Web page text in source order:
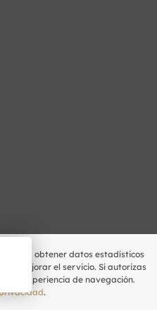
Edif. Omega Of.
para obtener datos estadísticos
y mejorar el servicio. Si autorizas
tu experiencia de navegación.
.